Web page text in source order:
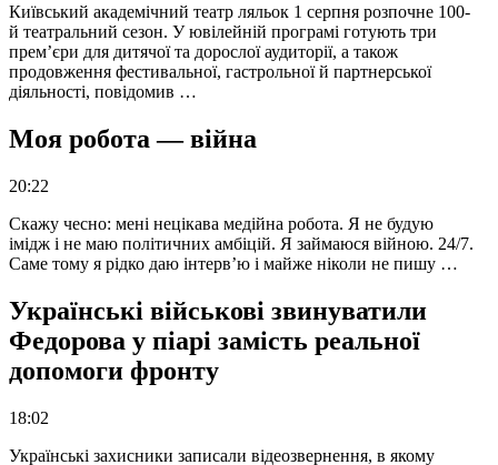
Київський академічний театр ляльок 1 серпня розпочне 100-
й театральний сезон. У ювілейній програмі готують три
прем’єри для дитячої та дорослої аудиторії, а також
продовження фестивальної, гастрольної й партнерської
діяльності, повідомив …
Моя робота — війна
20:22
Скажу чесно: мені нецікава медійна робота. Я не будую
імідж і не маю політичних амбіцій. Я займаюся війною. 24/7.
Саме тому я рідко даю інтерв’ю і майже ніколи не пишу …
Українські військові звинуватили
Федорова у піарі замість реальної
допомоги фронту
18:02
Українські захисники записали відеозвернення, в якому